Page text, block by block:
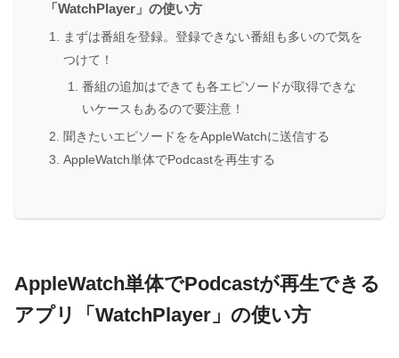
「WatchPlayer」の使い方
まずは番組を登録。登録できない番組も多いので気を
つけて！
番組の追加はできても各エピソードが取得できな
いケースもあるので要注意！
聞きたいエピソードををAppleWatchに送信する
AppleWatch単体でPodcastを再生する
AppleWatch単体でPodcastが再生できる
アプリ「WatchPlayer」の使い方